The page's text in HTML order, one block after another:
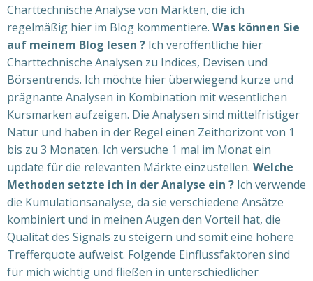
Charttechnische Analyse von Märkten, die ich
regelmäßig hier im Blog kommentiere. Was können Sie
auf meinem Blog lesen ? Ich veröffentliche hier
Charttechnische Analysen zu Indices, Devisen und
Börsentrends. Ich möchte hier überwiegend kurze und
prägnante Analysen in Kombination mit wesentlichen
Kursmarken aufzeigen. Die Analysen sind mittelfristiger
Natur und haben in der Regel einen Zeithorizont von 1
bis zu 3 Monaten. Ich versuche 1 mal im Monat ein
update für die relevanten Märkte einzustellen. Welche
Methoden setzte ich in der Analyse ein ? Ich verwende
die Kumulationsanalyse, da sie verschiedene Ansätze
kombiniert und in meinen Augen den Vorteil hat, die
Qualität des Signals zu steigern und somit eine höhere
Trefferquote aufweist. Folgende Einflussfaktoren sind
für mich wichtig und fließen in unterschiedlicher